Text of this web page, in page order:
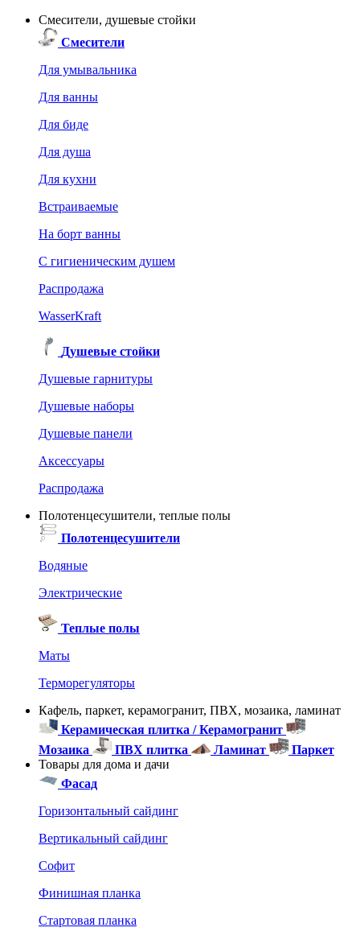
Смесители, душевые стойки
Смесители
Для умывальника
Для ванны
Для биде
Для душа
Для кухни
Встраиваемые
На борт ванны
C гигиеническим душем
Распродажа
WasserKraft
Душевые стойки
Душевые гарнитуры
Душевые наборы
Душевые панели
Аксессуары
Распродажа
Полотенцесушители, теплые полы
Полотенцесушители
Водяные
Электрические
Теплые полы
Маты
Терморегуляторы
Кафель, паркет, керамогранит, ПВХ, мозаика, ламинат
Керамическая плитка / Керамогранит
Мозаика
ПВХ плитка Ламинат
Паркет
Товары для дома и дачи
Фасад
Горизонтальный сайдинг
Вертикальный сайдинг
Софит
Финишная планка
Стартовая планка